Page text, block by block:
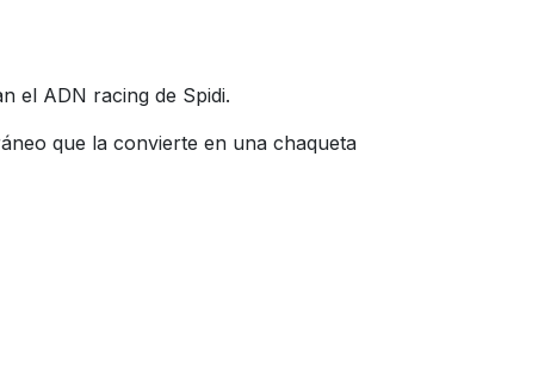
el ADN racing de Spidi.
que la convierte en una chaqueta